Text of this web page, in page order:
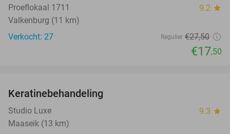
Proeflokaal 1711 9.2 star
Valkenburg (11 km)
Verkocht: 27
Regulier €27,50
€17,50
Keratinebehandeling
Studio Luxe 9.3 star
Maaseik (13 km)